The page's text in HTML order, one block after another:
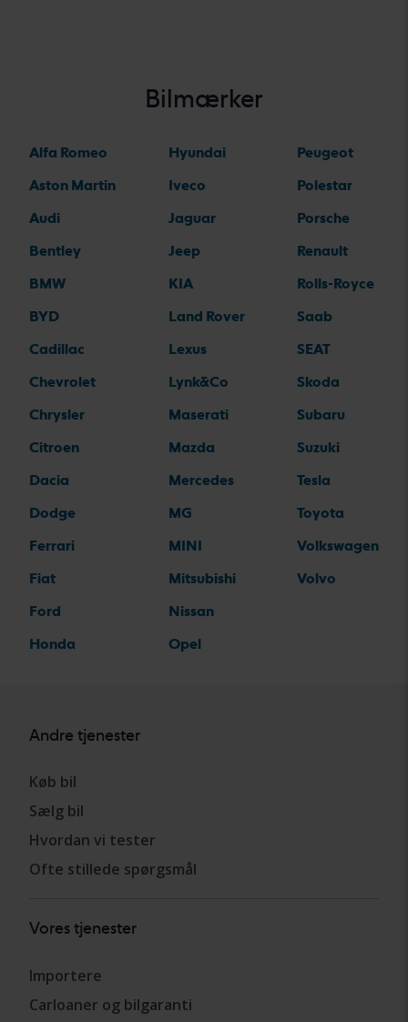
Bilmærker
Alfa Romeo
Aston Martin
Audi
Bentley
BMW
BYD
Cadillac
Chevrolet
Chrysler
Citroen
Dacia
Dodge
Ferrari
Fiat
Ford
Honda
Hyundai
Iveco
Jaguar
Jeep
KIA
Land Rover
Lexus
Lynk&Co
Maserati
Mazda
Mercedes
MG
MINI
Mitsubishi
Nissan
Opel
Peugeot
Polestar
Porsche
Renault
Rolls-Royce
Saab
SEAT
Skoda
Subaru
Suzuki
Tesla
Toyota
Volkswagen
Volvo
Andre tjenester
Køb bil
Sælg bil
Hvordan vi tester
Ofte stillede spørgsmål
Vores tjenester
Importere
Carloaner og bilgaranti